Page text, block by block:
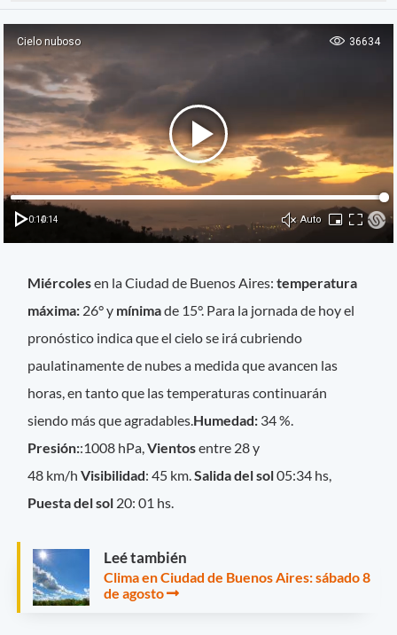
Miércolesen la Ciudad de Buenos Aires:temperatura
máxima: 26° y mínimade 15°. Para la jornada de hoy el
pronóstico indica que el cielo se irá cubriendo
paulatinamente de nubes a medida que avancen las
horas, en tanto que las temperaturas continuarán
siendo más que agradables. Humedad: 34 %.
Presión::1008 hPa,Vientosentre 28 y
48 km/hVisibilidad: 45 km.Salida del sol05:34 hs,
Puesta del sol 20: 01 hs.
Leé también
Clima en Ciudad de Buenos Aires: sábado 8
de agosto